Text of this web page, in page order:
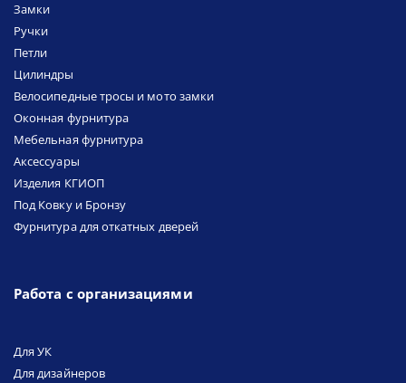
Замки
Ручки
Петли
Цилиндры
Велосипедные тросы и мото замки
Оконная фурнитура
Мебельная фурнитура
Аксессуары
Изделия КГИОП
Под Ковку и Бронзу
Фурнитура для откатных дверей
Работа с организациями
Для УК
Для дизайнеров